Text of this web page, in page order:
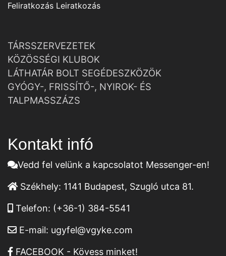
Feliratkozás Leiratkozás
TÁRSSZERVEZETEK
KÖZÖSSÉGI KLUBOK
LÁTHATÁR BOLT SEGÉDESZKÖZÖK
GYÓGY-, FRISSÍTŐ-, NYIROK- ÉS
TALPMASSZÁZS
Kontakt infó
Vedd fel velünk a kapcsolatot Messenger-en!
Székhely: 1141 Budapest, Szugló utca 81.
Telefon: (+36-1) 384-5541
E-mail: ugyfel@vgyke.com
FACEBOOK - Kövess minket!